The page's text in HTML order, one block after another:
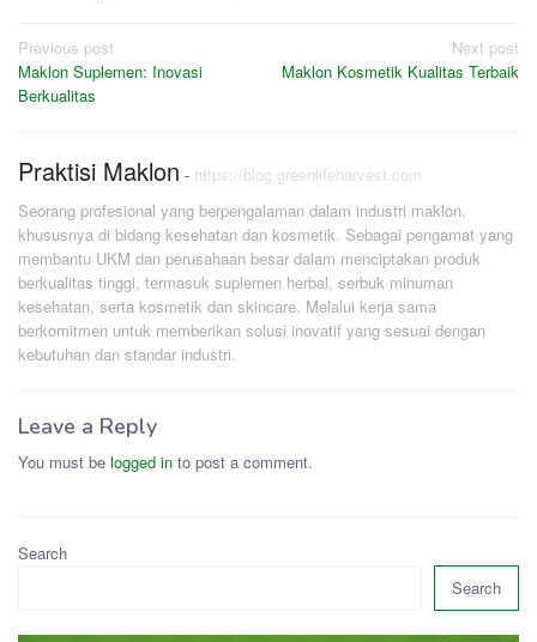
Post
navigation
Previous post
Maklon Suplemen: Inovasi
Berkualitas
Next post
Maklon Kosmetik Kualitas Terbaik
Praktisi Maklon - https://blog.greenlifeharvest.com
Seorang profesional yang berpengalaman dalam industri maklon,
khususnya di bidang kesehatan dan kosmetik. Sebagai pengamat yang
membantu UKM dan perusahaan besar dalam menciptakan produk
berkualitas tinggi, termasuk suplemen herbal, serbuk minuman
kesehatan, serta kosmetik dan skincare. Melalui kerja sama
berkomitmen untuk memberikan solusi inovatif yang sesuai dengan
kebutuhan dan standar industri.
Leave a Reply
You must be logged in to post a comment.
Search
Search